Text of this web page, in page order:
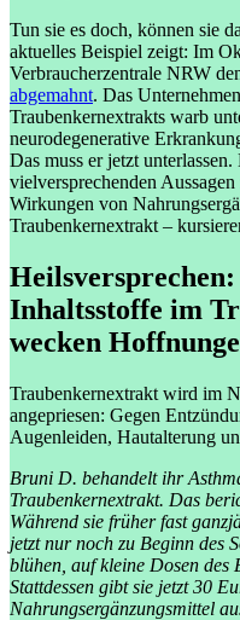
Tun sie es doch, können sie
aktuelles Beispiel zeigt: Im
Verbraucherzentrale NRW
abgemahnt. Das
Traubenkernextrakts warb
neurodegenerative
Das muss er jetzt
vielversprechenden
Wirkungen von
Traubenkernextrakt –
Heils
Inhaltsstoffe im
wecken
Traubenkernextrakt wird im
angepriesen: Gegen
Augenleiden, Hautalterung
Bruni D. behandelt ihr
Traubenkernextrakt. Das
Während sie früher fast
jetzt nur noch zu Beginn des
blühen, auf kleine Dosen des
Stattdessen gibt sie jetzt 30
Nahrungsergänzungsmittel